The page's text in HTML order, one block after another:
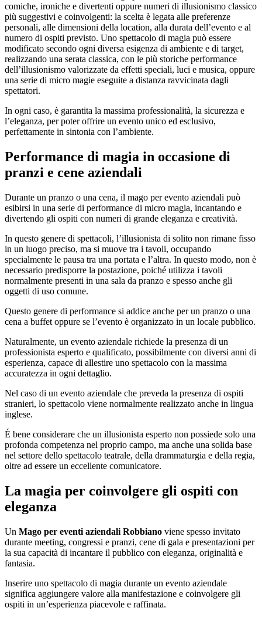
comiche, ironiche e divertenti oppure numeri di illusionismo classico
più suggestivi e coinvolgenti: la scelta è legata alle preferenze
personali, alle dimensioni della location, alla durata dell’evento e al
numero di ospiti previsto. Uno spettacolo di magia può essere
modificato secondo ogni diversa esigenza di ambiente e di target,
realizzando una serata classica, con le più storiche performance
dell’illusionismo valorizzate da effetti speciali, luci e musica, oppure
una serie di micro magie eseguite a distanza ravvicinata dagli
spettatori.
In ogni caso, è garantita la massima professionalità, la sicurezza e
l’eleganza, per poter offrire un evento unico ed esclusivo,
perfettamente in sintonia con l’ambiente.
Performance di magia in occasione di
pranzi e cene aziendali
Durante un pranzo o una cena, il mago per evento aziendali può
esibirsi in una serie di performance di micro magia, incantando e
divertendo gli ospiti con numeri di grande eleganza e creatività.
In questo genere di spettacoli, l’illusionista di solito non rimane fisso
in un luogo preciso, ma si muove tra i tavoli, occupando
specialmente le pausa tra una portata e l’altra. In questo modo, non è
necessario predisporre la postazione, poiché utilizza i tavoli
normalmente presenti in una sala da pranzo e spesso anche gli
oggetti di uso comune.
Questo genere di performance si addice anche per un pranzo o una
cena a buffet oppure se l’evento è organizzato in un locale pubblico.
Naturalmente, un evento aziendale richiede la presenza di un
professionista esperto e qualificato, possibilmente con diversi anni di
esperienza, capace di allestire uno spettacolo con la massima
accuratezza in ogni dettaglio.
Nel caso di un evento aziendale che preveda la presenza di ospiti
stranieri, lo spettacolo viene normalmente realizzato anche in lingua
inglese.
É bene considerare che un illusionista esperto non possiede solo una
profonda competenza nel proprio campo, ma anche una solida base
nel settore dello spettacolo teatrale, della drammaturgia e della regia,
oltre ad essere un eccellente comunicatore.
La magia per coinvolgere gli ospiti con
eleganza
Un Mago per eventi aziendali Robbiano viene spesso invitato
durante meeting, congressi e pranzi, cene di gala e presentazioni per
la sua capacità di incantare il pubblico con eleganza, originalità e
fantasia.
Inserire uno spettacolo di magia durante un evento aziendale
significa aggiungere valore alla manifestazione e coinvolgere gli
ospiti in un’esperienza piacevole e raffinata.